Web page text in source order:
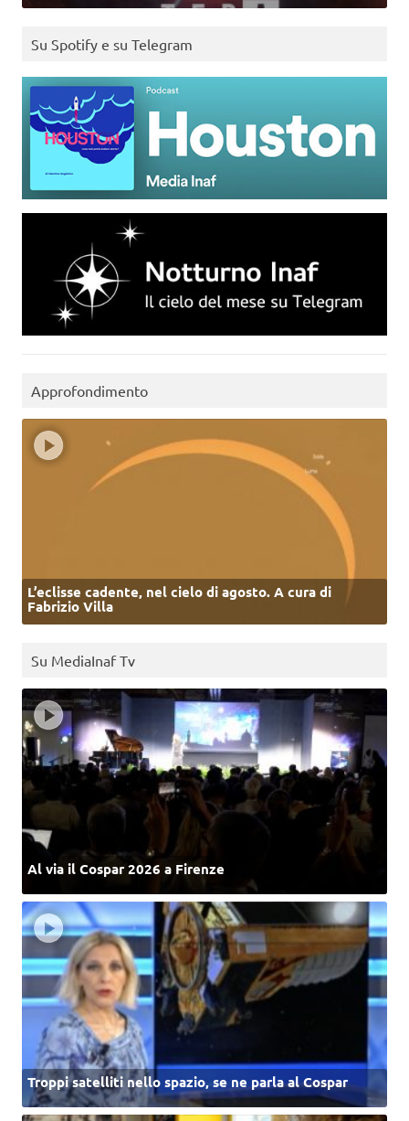
Su Spotify e su Telegram
Approfondimento
L’eclisse cadente, nel cielo di agosto. A cura di
Fabrizio Villa
Su MediaInaf Tv
Al via il Cospar 2026 a Firenze
Troppi satelliti nello spazio, se ne parla al Cospar